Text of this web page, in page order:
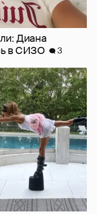
Диана
в СИЗО
3